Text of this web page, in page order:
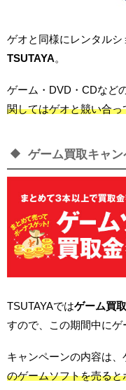
ゲオと同様にレンタル
TSUTAYA 。
ゲーム・DVD・CDなど
関してはゲオと競い合っ
ゲーム買取キャ
TSUTAYAではゲーム買
すので、この期間中にゲ
キャンペーンの内容は、
のゲームソフトを売る